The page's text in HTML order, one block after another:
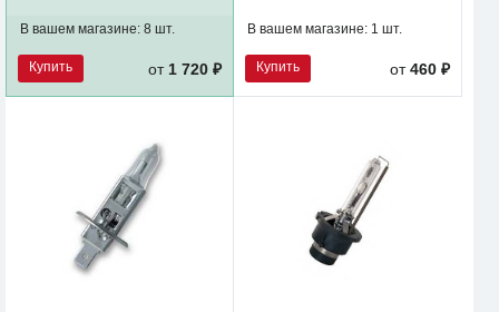
В вашем магазине: 8 шт.
Купить от1 720 ₽
В вашем магазине: 1 шт.
Купить от460 ₽